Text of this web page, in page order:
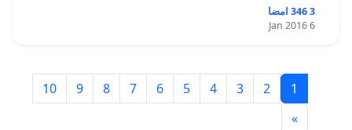
3 346 امضا
6 Jan 2016
1
2
3
4
5
6
7
8
9
10
»